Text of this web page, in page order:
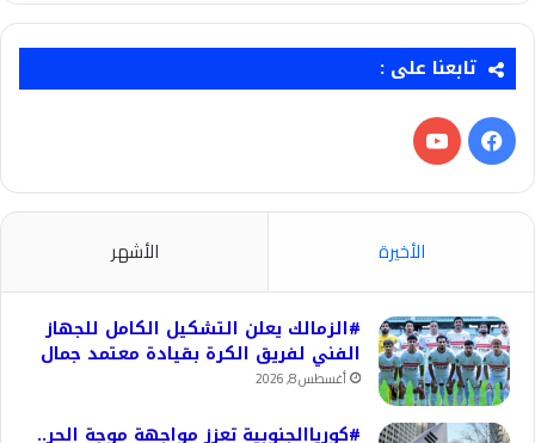
تابعنا على :
فيسبوك‫YouTube
الأخيرة الأشهر
#الزمالك يعلن التشكيل الكامل للجهاز
الفني لفريق الكرة بقيادة معتمد جمال
أغسطس 8, 2026
#كورياالجنوبية تعزز مواجهة موجة الحر..